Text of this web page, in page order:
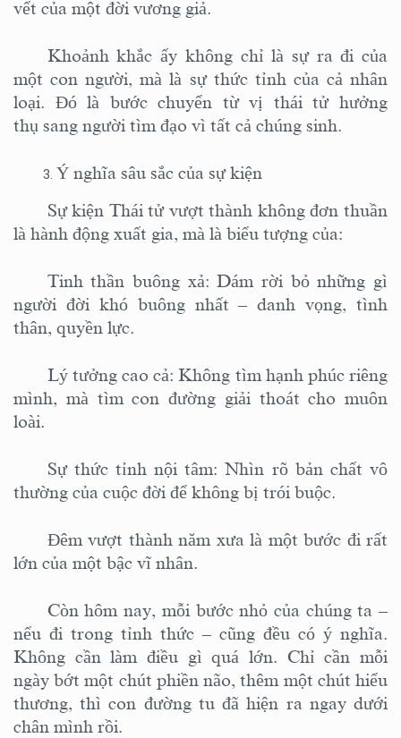
vết của một đời vương giả.
Khoảnh khắc ấy không chỉ là sự ra đi của
một con người, mà là sự thức tỉnh của cả nhân
loại. Đó là bước chuyển từ vị thái tử hưởng
thụ sang người tìm đạo vì tất cả chúng sinh.
Ý nghĩa sâu sắc của sự kiện
Sự kiện Thái tử vượt thành không đơn thuần
là hành động xuất gia, mà là biểu tượng của:
Tinh thần buông xả: Dám rời bỏ những gì
người đời khó buông nhất – danh vọng, tình
thân, quyền lực.
Lý tưởng cao cả: Không tìm hạnh phúc riêng
mình, mà tìm con đường giải thoát cho muôn
loài.
Sự thức tỉnh nội tâm: Nhìn rõ bản chất vô
thường của cuộc đời để không bị trói buộc.
Đêm vượt thành năm xưa là một bước đi rất
lớn của một bậc vĩ nhân.
Còn hôm nay, mỗi bước nhỏ của chúng ta –
nếu đi trong tỉnh thức – cũng đều có ý nghĩa.
Không cần làm điều gì quá lớn. Chỉ cần mỗi
ngày bớt một chút phiền não, thêm một chút hiểu
thương, thì con đường tu đã hiện ra ngay dưới
chân mình rồi.